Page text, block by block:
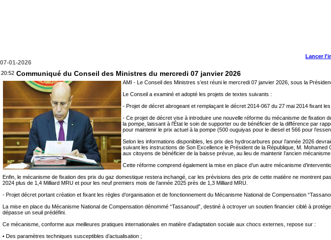
Lancer
07-01-2026
20:52 Communiqué du Conseil des Ministres du mercredi 07 janvier 2026
AMI - Le Conseil des Ministres s’est réuni le mercredi 07 janvier 2026, sous la
Le Conseil a examiné et adopté les projets de textes suivants :
‐ Projet de décret abrogeant et remplaçant le décret 2014-067 du 27 mai 2014 fixant
‐ Ce projet de décret vise à introduire une nouvelle réforme du mécanisme de
la pompe, laissant à l’État le soin de supporter ou de bénéficier de la différence par
pour maintenir le prix actuel à la pompe (500 ouguiyas pour le diesel et 566 pour
Selon les informations disponibles, les prix des hydrocarbures pour l’année 2026
suivant les instructions de Son Excellence le Président de la République, M.
aux citoyens de bénéficier de la baisse prévue, au lieu de maintenir l’ancien
Cette réforme comprend également la mise en place d’un autre mécanisme
Enfin, le mécanisme de fixation des prix du gaz domestique restera inchangé, car les prévisions des prix de cette matière ne montrent
2024 plus de 1,4 Milliard MRU et pour les neuf premiers mois de l’année 2025 près de 1,3 Milliard MRU.
‐ Projet décret portant création et fixant les règles d’organisation et de fonctionnement du Mécanisme National de Compensation
La mise en place du Mécanisme National de Compensation dénommé “Tassanoud”, destiné à octroyer un soutien financier ciblé à
dépasse un seuil prédéfini.
Ce mécanisme, conforme aux meilleures pratiques internationales en matière d’adaptation sociale aux chocs externes, repose sur :
• Des paramètres techniques susceptibles d’actualisation ;